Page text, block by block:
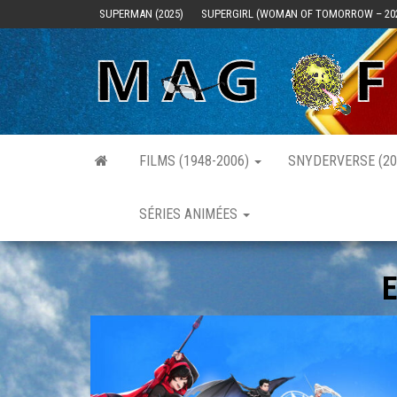
to
the
content
SUPERMAN (2025) SUPERGIRL (WOMAN OF TOMORROW –
FILMS (1948-2006) SNYDERVERSE
SÉRIES ANIMÉES